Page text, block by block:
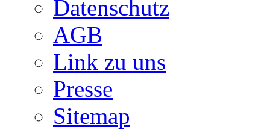
Datenschutz
AGB
Link zu uns
Presse
Sitemap